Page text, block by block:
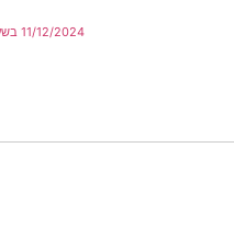
11/12/2024 בשעה 19:14